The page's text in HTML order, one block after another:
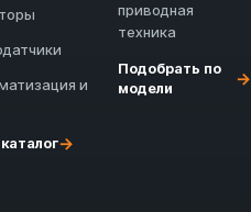
и
→
приводная
техника
Подобрать по
модели
→